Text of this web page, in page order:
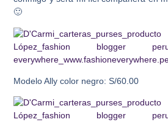
🙂
Modelo Ally color negro: S/60.00